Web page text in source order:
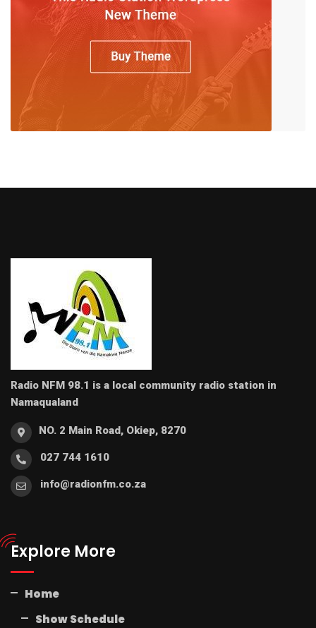
Radio NFM 98.1 is a local community radio station in
Namaqualand
NO. 2 Main Road, Okiep, 8270
027 744 1610
info@radionfm.co.za
Explore More
Home
Show Schedule